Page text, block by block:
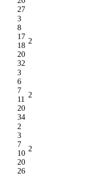
27
3
8
17
18
20
32
2
3
6
7
11
20
34
2
2
3
7
10
20
26
2